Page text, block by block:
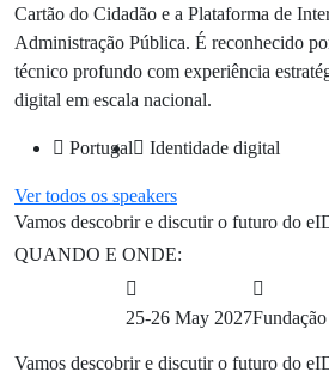
Cartão do Cidadão e a Plataforma de
Administração Pública. É reconhecido
técnico profundo com experiência
digital em escala nacional.
Portugal Identidade digital
Ver todos os speakersBotão
Vamos descobrir e discutir o futuro do
QUANDO E ONDE:
25-26 May 2027
Vamos descobrir e discutir o futuro do